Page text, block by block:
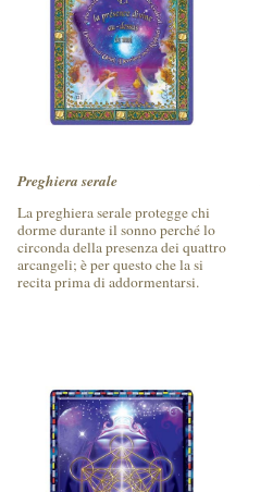
Preghiera serale
La preghiera serale protegge chi
dorme durante il sonno perché lo
circonda della presenza dei quattro
arcangeli; è per questo che la si
recita prima di addormentarsi.